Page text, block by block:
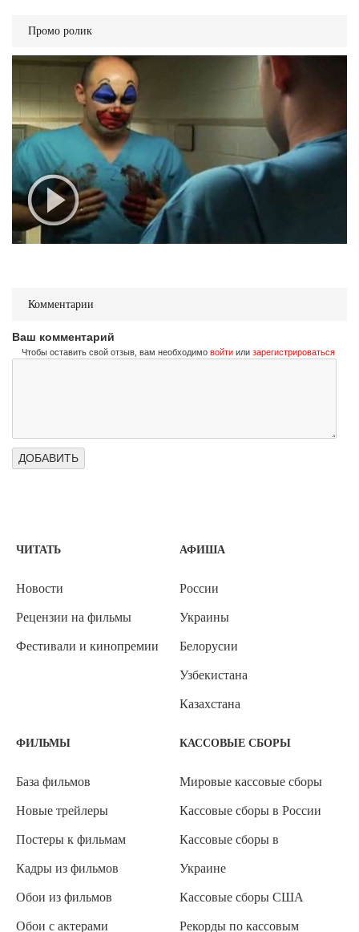
Промо ролик
Комментарии
Ваш комментарий
Чтобы оставить свой отзыв, вам необходимо войти или зарегистрироваться
ЧИТАТЬ
Новости
Рецензии на фильмы
Фестивали и кинопремии
АФИША
России
Украины
Белорусии
Узбекистана
Казахстана
ФИЛЬМЫ
База фильмов
Новые трейлеры
Постеры к фильмам
Кадры из фильмов
Обои из фильмов
Обои с актерами
КАССОВЫЕ СБОРЫ
Мировые кассовые сборы
Кассовые сборы в России
Кассовые сборы в
Украине
Кассовые сборы США
Рекорды по кассовым